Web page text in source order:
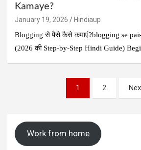
Kamaye?
January 19, 2026
Hindiaup
Blogging से पैसे कैसे कमाएं?blogging se
(2026 की Step-by-Step Hindi Guide)
1 2
Work from home